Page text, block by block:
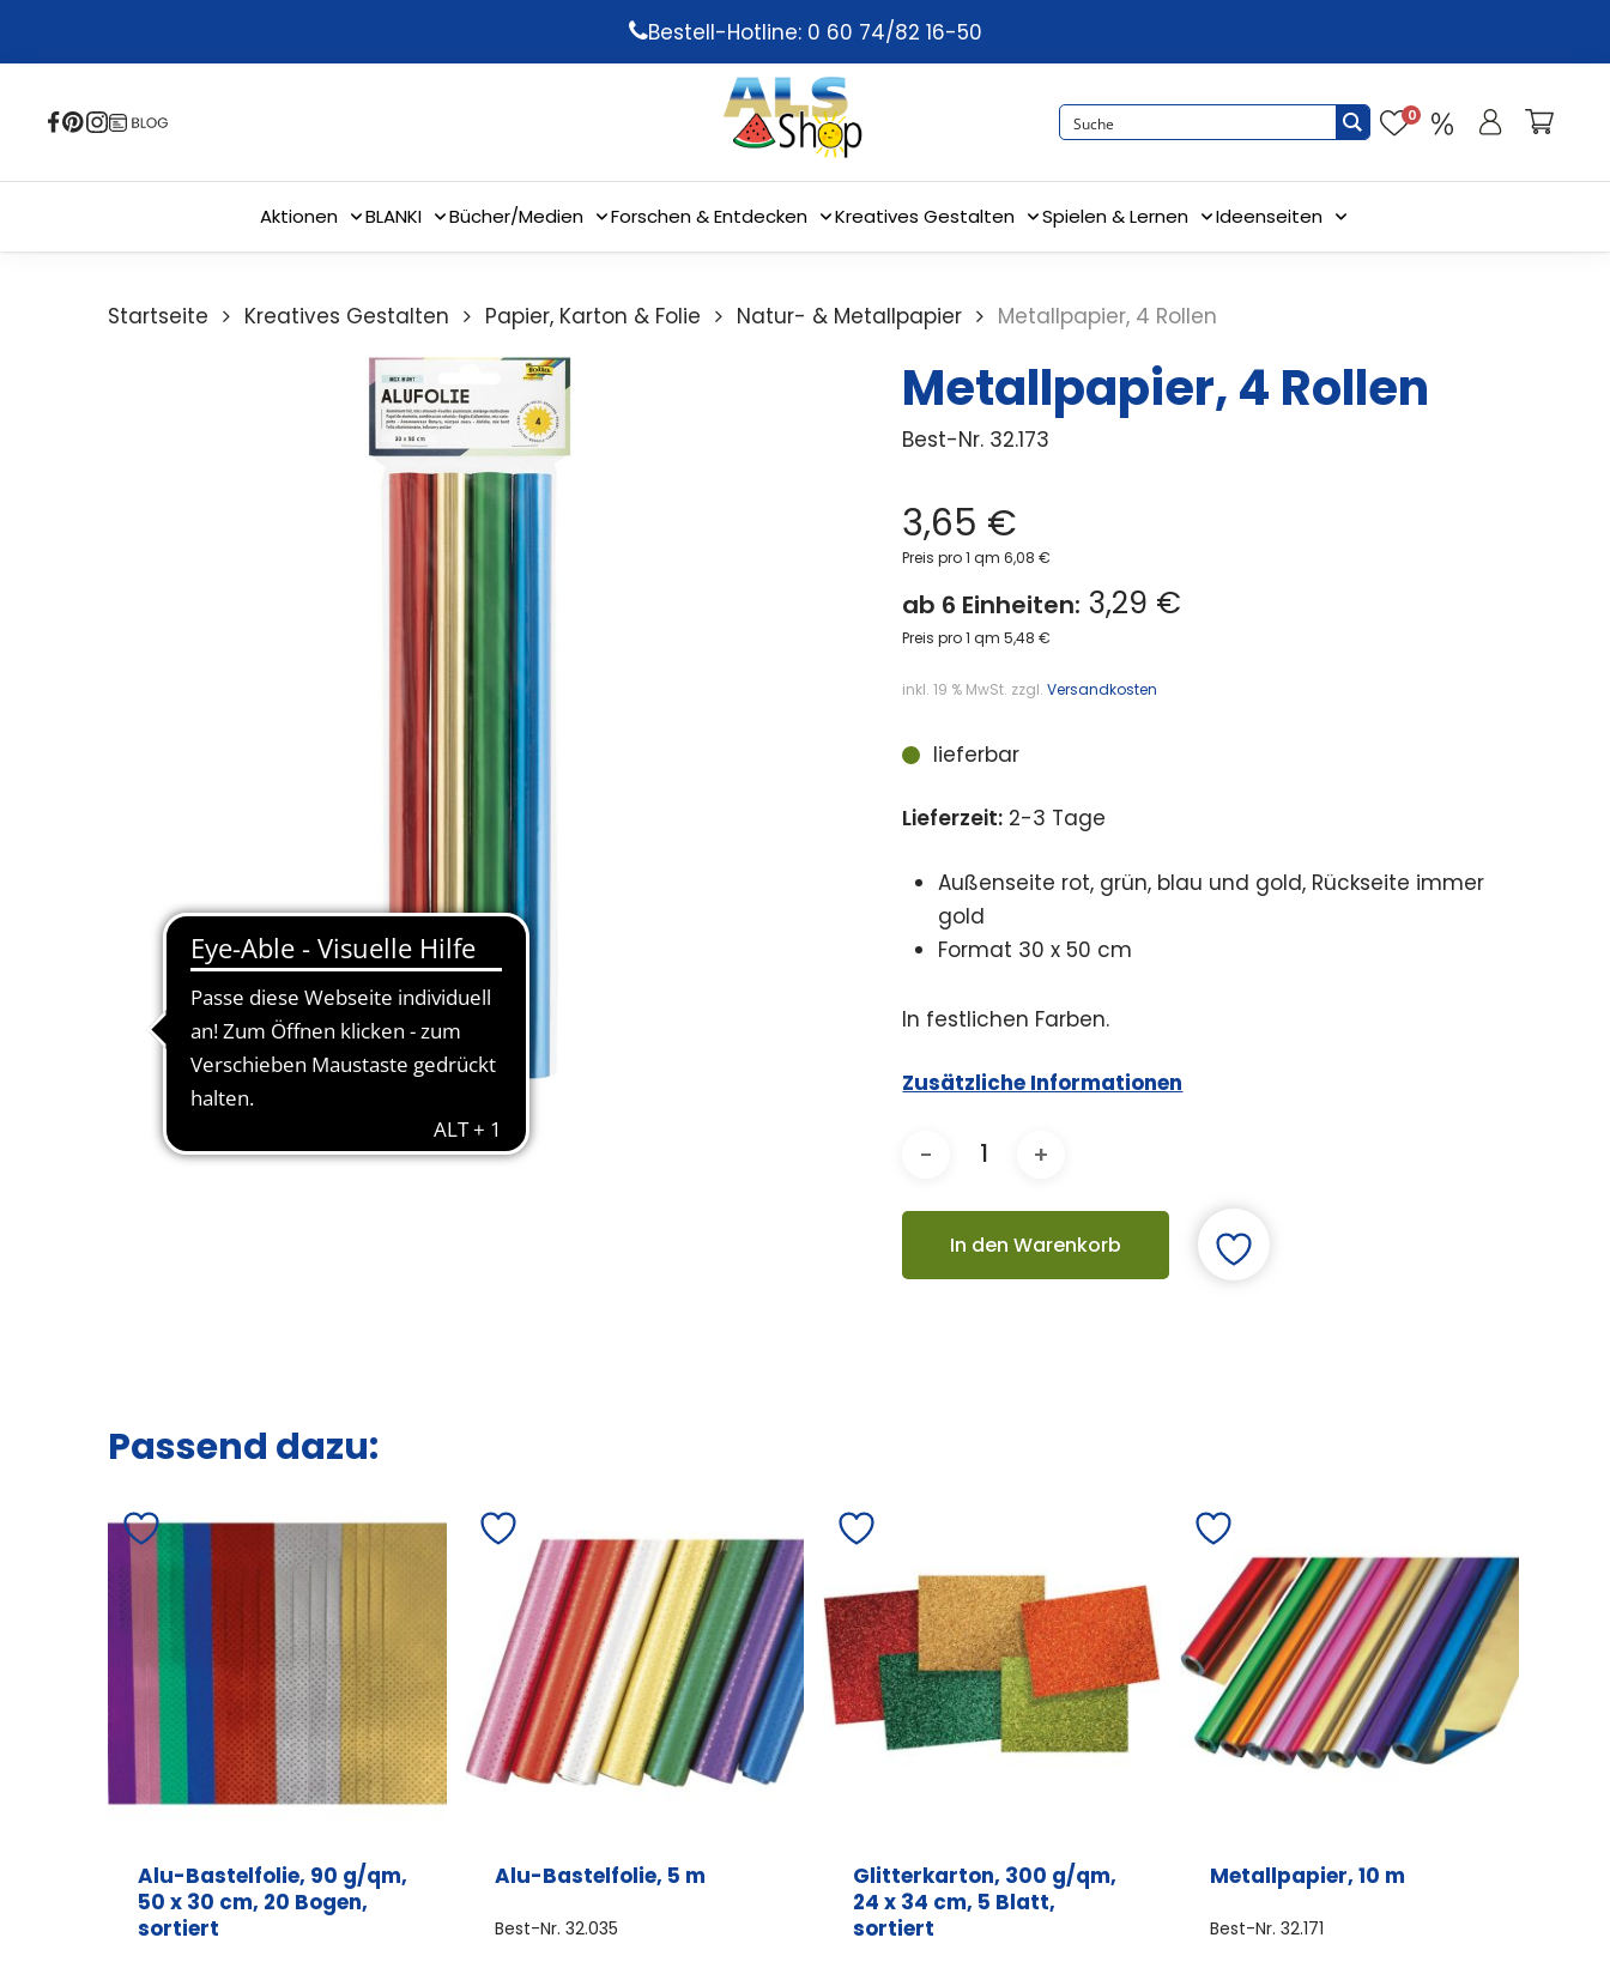
content
Bestell-Hotline: 0 60 74/82 16-50
0
Aktionen BLANKI Bücher/Medien Forschen & Entdecken Kreatives Gestalten Spielen & Lernen Ideenseiten
Startseite Kreatives Gestalten Papier, Karton & Folie Natur- & Metallpapier Metallpapier, 4 Rollen
Metallpapier, 4 Rollen
Best-Nr. 32.173
3,65 €
Preis pro 1 qm 6,08 €
ab 6 Einheiten: 3,29 €
Preis pro 1 qm 5,48 €
inkl. 19 % MwSt. zzgl.Versandkosten
lieferbar
Lieferzeit: 2-3 Tage
Außenseite rot, grün, blau und gold, Rückseite immer
gold
Format 30 x 50 cm
In festlichen Farben.
Zusätzliche Informationen
In den Warenkorb
Passend dazu:
Alu-Bastelfolie, 90 g/qm,
50 x 30 cm, 20 Bogen,
sortiert
Alu-Bastelfolie, 5 m
Best-Nr.32.035
Glitterkarton, 300 g/qm,
24 x 34 cm, 5 Blatt,
sortiert
Metallpapier, 10 m
Best-Nr. 32.171